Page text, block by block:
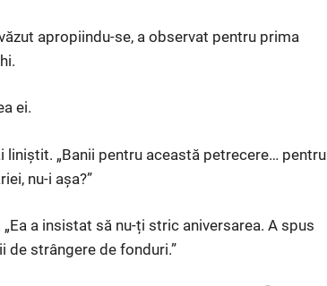
apropiindu-se, a observat pentru prima
ei.
liniștit. „Banii pentru această petrecere… pentru
nu-i așa?”
a insistat să nu-ți stric aniversarea. A spus
de strângere de fonduri.”